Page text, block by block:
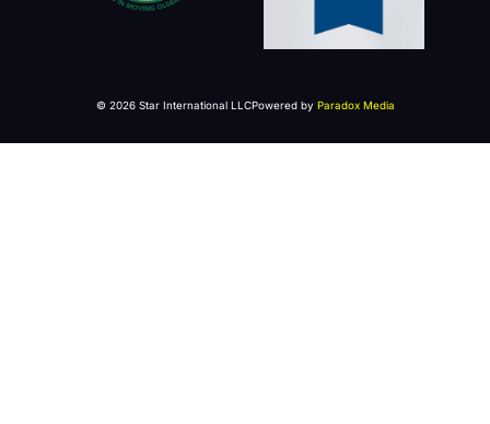
© 2026 Star International LLCPowered by Paradox Media